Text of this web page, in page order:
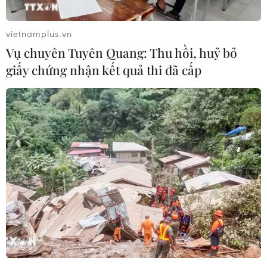
TIN LIÊN QUAN
Thuế quan của Mỹ: Lá bài quan trọng của
Hàn Quốc trong đàm phán với Mỹ
09/04/2025 12:01
vietnamplus.vn
Vụ chuyên Tuyên Quang: Thu hồi, huỷ bỏ
giấy chứng nhận kết quả thi đã cấp